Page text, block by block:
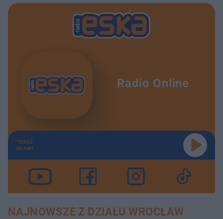
Radio Online
TERAZ
GRAMY
NAJNOWSZE Z DZIAŁU WROCŁAW